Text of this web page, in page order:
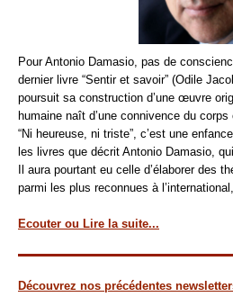
Pour Antonio Damasio, pas de
dernier livre “Sentir et savoir” (Odile
poursuit sa construction d’une œuvre
humaine naît d’une connivence du corps
“Ni heureuse, ni triste”, c’est une
les livres que décrit Antonio Damasio,
Il aura pourtant eu celle d’élaborer des
parmi les plus reconnues à
Ecouter ou Lire la suite...
Découvrez nos précédentes